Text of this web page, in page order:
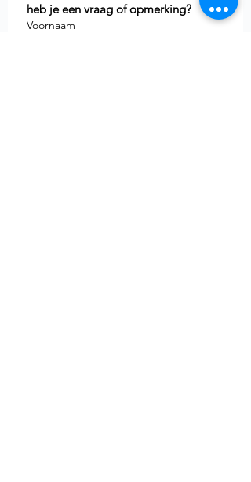
heb je een vraag of opmerking?
Voornaam